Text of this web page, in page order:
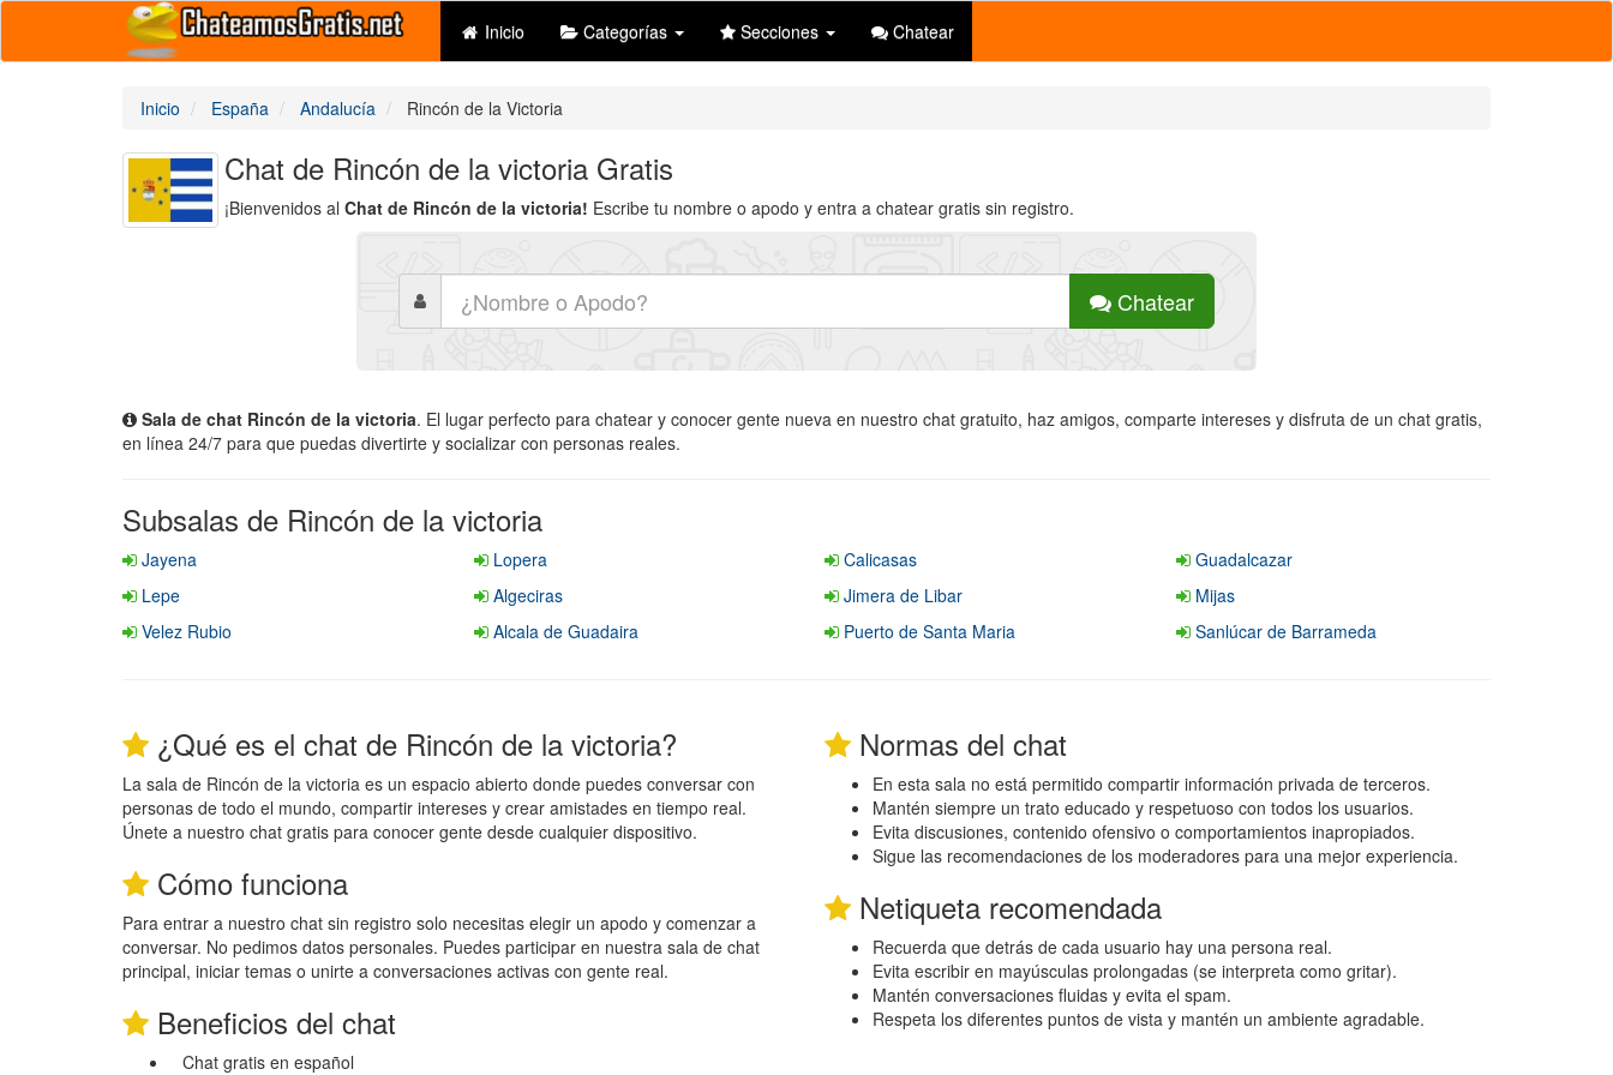
Inicio Categorías Secciones Chatear
Inicio España Andalucía Rincón de la Victoria
Chat de Rincón de la victoria Gratis
¡Bienvenidos al Chat de Rincón de la victoria! Escribe tu nombre o apodo y entra a chatear gratis sin registro.
Chatear
Sala de chat Rincón de la victoria. El lugar perfecto para chatear y conocer gente nueva en nuestro chat gratuito, haz amigos, comparte intereses y disfruta de un chat gratis,
en línea 24/7 para que puedas divertirte y socializar con personas reales.
Subsalas de Rincón de la victoria
Jayena Lopera Calicasas
Guadalcazar
Lepe
Algeciras Jimera de Libar
Mijas
Velez Rubio
Alcala de Guadaira Puerto de Santa Maria Sanlúcar de Barrameda
¿Qué es el chat de Rincón de la victoria?
La sala de Rincón de la victoria es un espacio abierto donde puedes conversar con
personas de todo el mundo, compartir intereses y crear amistades en tiempo real.
Únete a nuestro chat gratis para conocer gente desde cualquier dispositivo.
Cómo funciona
Para entrar a nuestro chat sin registro solo necesitas elegir un apodo y comenzar a
conversar. No pedimos datos personales. Puedes participar en nuestra sala de chat
principal, iniciar temas o unirte a conversaciones activas con gente real.
Beneficios del chat
Chat gratis en español
Normas del chat
En esta sala no está permitido compartir información privada de terceros.
Mantén siempre un trato educado y respetuoso con todos los usuarios.
Evita discusiones, contenido ofensivo o comportamientos inapropiados.
Sigue las recomendaciones de los moderadores para una mejor experiencia.
Netiqueta recomendada
Recuerda que detrás de cada usuario hay una persona real.
Evita escribir en mayúsculas prolongadas (se interpreta como gritar).
Mantén conversaciones fluidas y evita el spam.
Respeta los diferentes puntos de vista y mantén un ambiente agradable.